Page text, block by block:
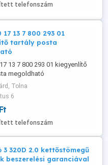
telefonszám
17 13 7 800 293 01
tartály posta
13 7 800 293 01 kiegyenlítő
megoldható
Tolna
6
telefonszám
3 320D 2.0 kettőstömegű
beszerelési garanciával